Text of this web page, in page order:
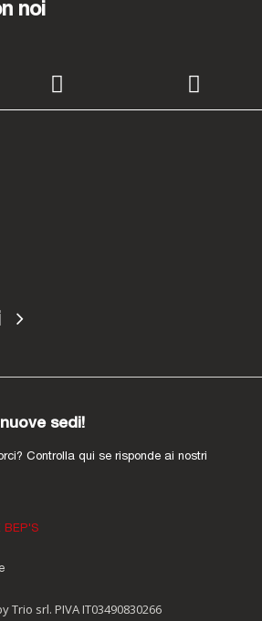
noi
sedi!
Controlla qui se risponde ai nostri
BEP'S
Trio srl. PIVA IT03490830266